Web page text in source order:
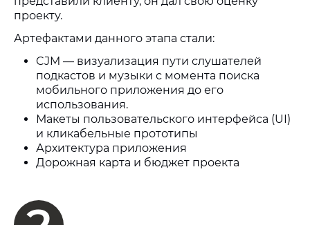
проекту.
Артефактами данного этапа стали:
CJM — визуализация пути слушателей
подкастов и музыки с момента поиска
мобильного приложения до его
использования.
Макеты пользовательского интерфейса (UI)
и кликабельные прототипы
Архитектура приложения
Дорожная карта и бюджет проекта